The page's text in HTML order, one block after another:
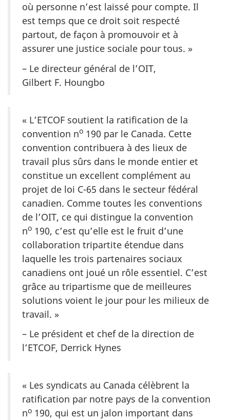
où personne n’est laissé pour compte. Il
est temps que ce droit soit respecté
partout, de façon à promouvoir et à
assurer une justice sociale pour tous. »
– Le directeur général de l’OIT,
Gilbert F. Houngbo
« L’ETCOF soutient la ratification de la
convention no 190 par le Canada. Cette
convention contribuera à des lieux de
travail plus sûrs dans le monde entier et
constitue un excellent complément au
projet de loi C-65 dans le secteur fédéral
canadien. Comme toutes les conventions
de l’OIT, ce qui distingue la convention
no 190, c’est qu’elle est le fruit d’une
collaboration tripartite étendue dans
laquelle les trois partenaires sociaux
canadiens ont joué un rôle essentiel. C’est
grâce au tripartisme que de meilleures
solutions voient le jour pour les milieux de
travail. »
– Le président et chef de la direction de
l’ETCOF, Derrick Hynes
« Les syndicats au Canada célèbrent la
ratification par notre pays de la convention
no 190, qui est un jalon important dans